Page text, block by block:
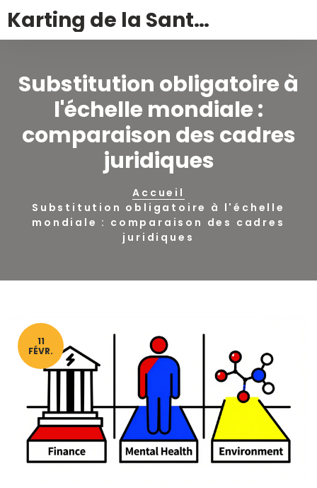
Karting de la Santé – Montalivet
Substitution obligatoire à
l'échelle mondiale :
comparaison des cadres
juridiques
Accueil
Substitution obligatoire à l'échelle
mondiale : comparaison des cadres
juridiques
11
FÉVR.